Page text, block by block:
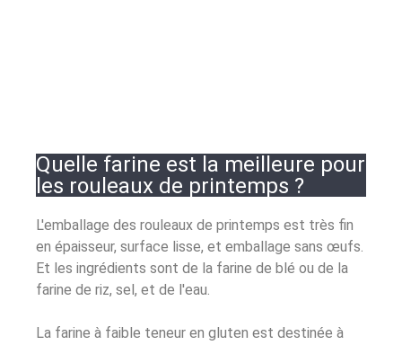
Quelle farine est la meilleure pour
les rouleaux de printemps ?
L'emballage des rouleaux de printemps est très fin
en épaisseur, surface lisse, et emballage sans œufs.
Et les ingrédients sont de la farine de blé ou de la
farine de riz, sel, et de l'eau.
La farine à faible teneur en gluten est destinée à